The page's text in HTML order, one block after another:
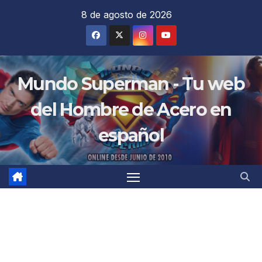
8 de agosto de 2026
Mundo Superman - Tu web
del Hombre de Acero en
español